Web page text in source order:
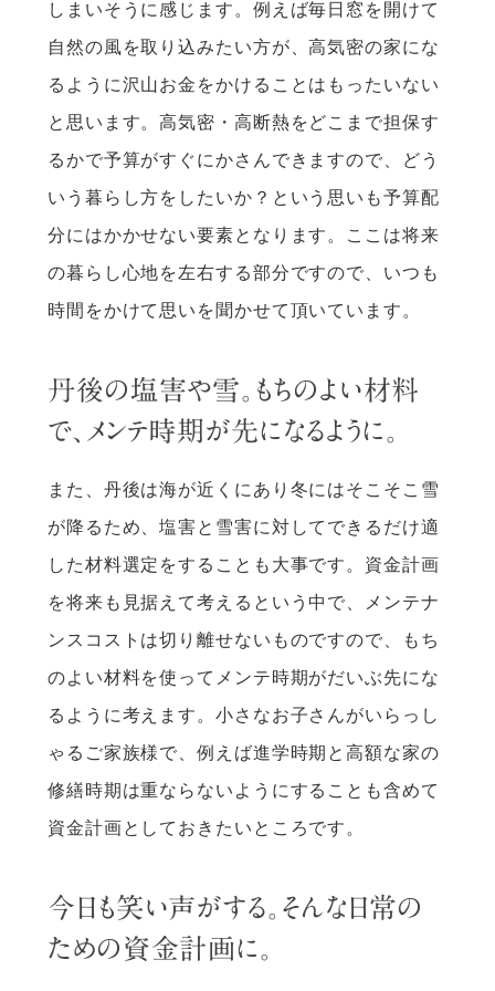
しまいそうに感じます。例えば毎日窓を開けて
自然の風を取り込みたい方が、高気密の家にな
るように沢山お金をかけることはもったいない
と思います。高気密・高断熱をどこまで担保す
るかで予算がすぐにかさんできますので、どう
いう暮らし方をしたいか？という思いも予算配
分にはかかせない要素となります。ここは将来
の暮らし心地を左右する部分ですので、いつも
時間をかけて思いを聞かせて頂いています。
丹後の塩害や雪。もちのよい材料
で、メンテ時期が先になるように。
また、丹後は海が近くにあり冬にはそこそこ雪
が降るため、塩害と雪害に対してできるだけ適
した材料選定をすることも大事です。資金計画
を将来も見据えて考えるという中で、メンテナ
ンスコストは切り離せないものですので、もち
のよい材料を使ってメンテ時期がだいぶ先にな
るように考えます。小さなお子さんがいらっし
ゃるご家族様で、例えば進学時期と高額な家の
修繕時期は重ならないようにすることも含めて
資金計画としておきたいところです。
今日も笑い声がする。そんな日常の
ための資金計画に。